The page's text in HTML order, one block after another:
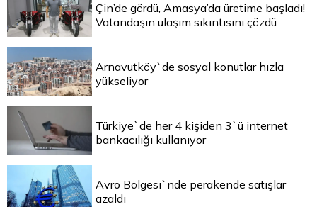
Çin’de gördü, Amasya’da üretime başladı!
Vatandaşın ulaşım sıkıntısını çözdü
Arnavutköy`de sosyal konutlar hızla
yükseliyor
Türkiye`de her 4 kişiden 3`ü internet
bankacılığı kullanıyor
Avro Bölgesi`nde perakende satışlar
azaldı